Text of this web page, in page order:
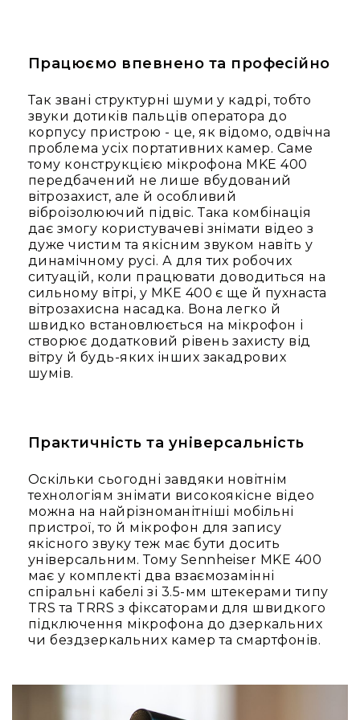
приміщень
неба
Для
занурення
Ефекти
Стробоскопи
Лазери
Конфетті
машини
Генератори
диму/
туману
Генератори
снігу
Генератори
Генератори
бульбашок
Рідина
для
генераторів
Управління
світлом
DMX-
інтерфейси
DMX
контролери
передавачі
Працюємо впевнено та професійно
Так звані структурні шуми у кадрі, тобто
звуки дотиків пальців оператора до
корпусу пристрою - це, як відомо, одвічна
проблема усіх портативних камер. Саме
тому конструкцією мікрофона MKE 400
передбачений не лише вбудований
вітрозахист, але й особливий
віброізолюючий підвіс. Така комбінація
дає змогу користувачеві знімати відео з
дуже чистим та якісним звуком навіть у
динамічному русі. А для тих робочих
ситуацій, коли працювати доводиться на
сильному вітрі, у MKE 400 є ще й пухнаста
вітрозахисна насадка. Вона легко й
швидко встановлюється на мікрофон і
створює додатковий рівень захисту від
вітру й будь-яких інших закадрових
шумів.
Практичність та універсальність
Оскільки сьогодні завдяки новітнім
технологіям знімати високоякісне відео
можна на найрізноманітніші мобільні
пристрої, то й мікрофон для запису
якісного звуку теж має бути досить
універсальним. Тому Sennheiser MKE 400
має у комплекті два взаємозамінні
спіральні кабелі зі 3.5-мм штекерами типу
TRS та TRRS з фіксаторами для швидкого
підключення мікрофона до дзеркальних
чи бездзеркальних камер та смартфонів.